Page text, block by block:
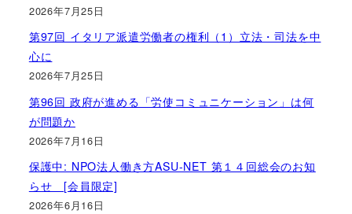
2026年7月25日
第97回 イタリア派遣労働者の権利（1）立法・司法を中
心に
2026年7月25日
第96回 政府が進める「労使コミュニケーション」は何
が問題か
2026年7月16日
保護中: NPO法人働き方ASU-NET 第１４回総会のお知
らせ [会員限定]
2026年6月16日